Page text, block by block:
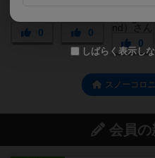
0 0
0
スノーコロ
会員
しばらく表示し